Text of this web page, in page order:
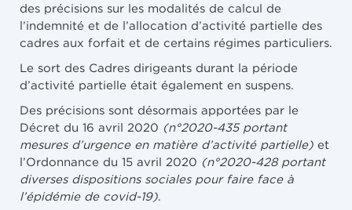
des précisions sur les modalités de calcul de
l’indemnité et de l’allocation d’activité partielle des
cadres aux forfait et de certains régimes particuliers.
Le sort des Cadres dirigeants durant la période
d’activité partielle était également en suspens.
Des précisions sont désormais apportées par le
Décret du 16 avril 2020 (n°2020-435 portant
mesures d’urgence en matière d’activité partielle) et
l’Ordonnance du 15 avril 2020 (n°2020-428 portant
diverses dispositions sociales pour faire face à
l’épidémie de covid-19)